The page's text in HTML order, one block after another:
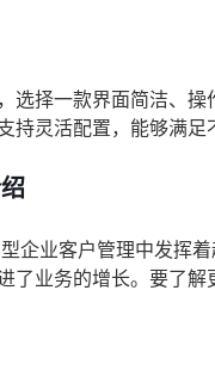
选择一款界面简洁、
持灵活配置，能够满足
企业客户管理中发挥
了业务的增长。要了